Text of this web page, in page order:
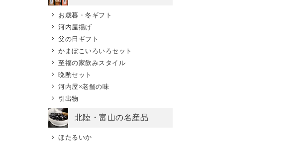
お歳暮・冬ギフト
河内屋揚げ
父の日ギフト
かまぼこいろいろセット
至福の家飲みスタイル
晩酌セット
河内屋×老舗の味
引出物
北陸・富山の名産品
ほたるいか